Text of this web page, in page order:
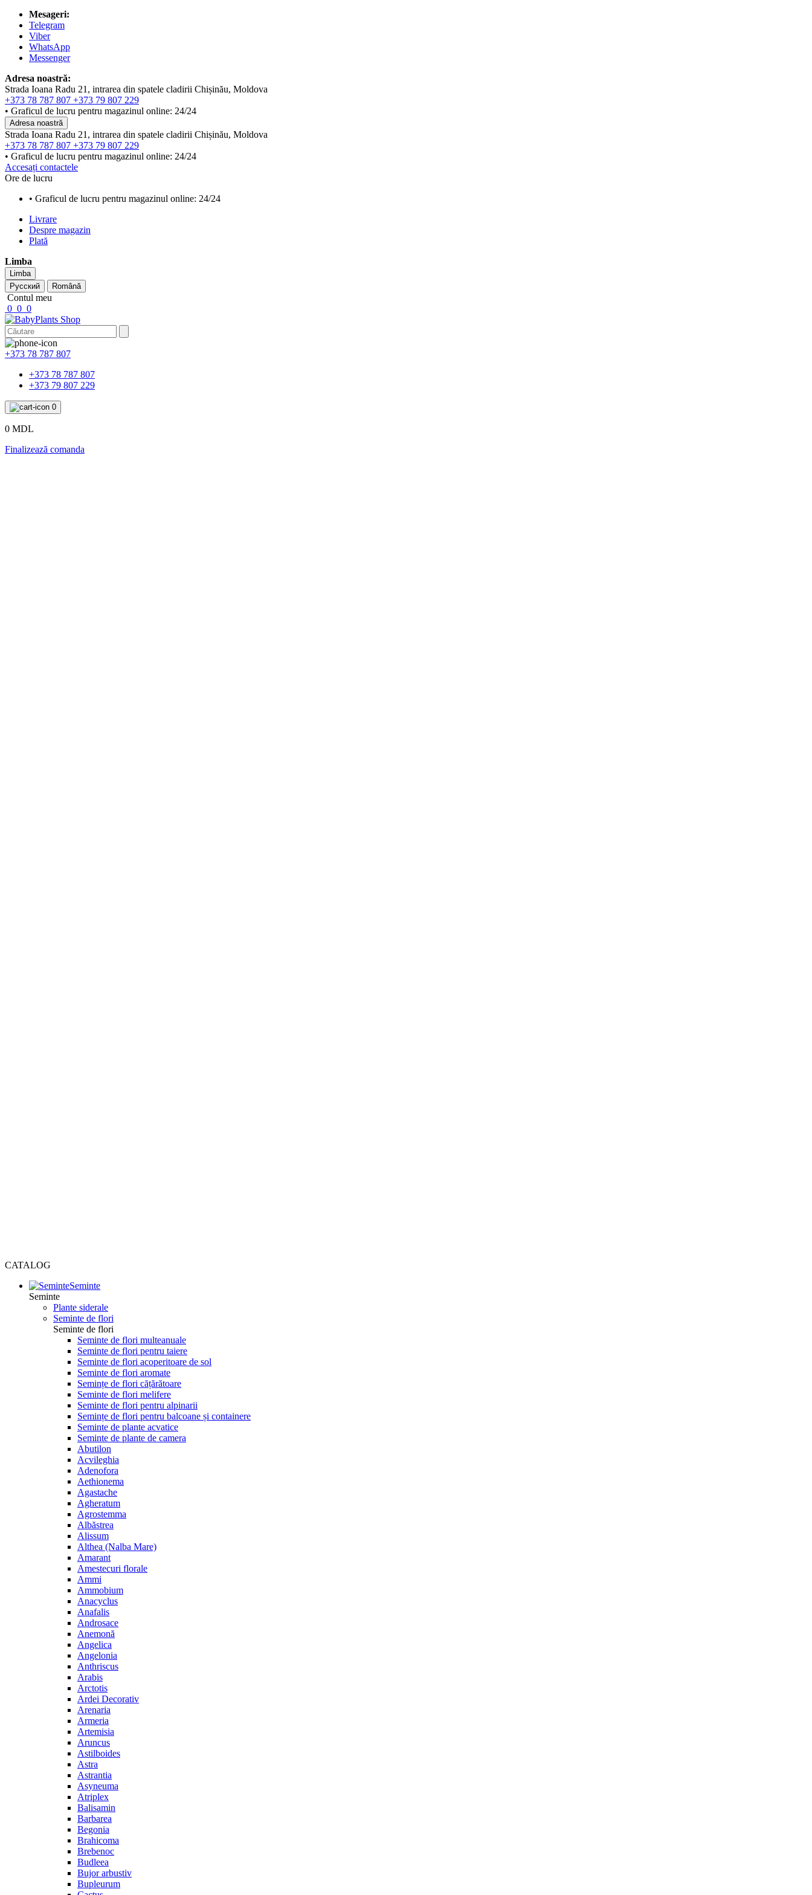
Mesageri:
Telegram
Viber
WhatsApp
Messenger
Adresa noastră:
Strada Ioana Radu 21, intrarea din spatele cladirii Chișinău, Moldova
+373 78 787 807 +373 79 807 229
• Graficul de lucru pentru magazinul online: 24/24
Adresa noastră
Strada Ioana Radu 21, intrarea din spatele cladirii Chișinău, Moldova
+373 78 787 807 +373 79 807 229
• Graficul de lucru pentru magazinul online: 24/24
Accesați contactele
Ore de lucru
• Graficul de lucru pentru magazinul online: 24/24
Livrare
Despre magazin
Plată
Limba
Limba
Русский
Română
Contul meu
0 0 0
+373 78 787 807
+373 78 787 807
+373 79 807 229
0
0 MDL
Finalizează comanda
CATALOG
Seminte
Seminte
Plante siderale
Seminte de flori
Seminte de flori
Seminte de flori multeanuale
Seminte de flori pentru taiere
Seminte de flori acoperitoare de sol
Seminte de flori aromate
Semințe de flori cățărătoare
Seminte de flori melifere
Seminte de flori pentru alpinarii
Semințe de flori pentru balcoane și containere
Seminte de plante acvatice
Seminte de plante de camera
Abutilon
Acvileghia
Adenofora
Aethionema
Agastache
Agheratum
Agrostemma
Albăstrea
Alissum
Althea (Nalba Mare)
Amarant
Amestecuri florale
Ammi
Ammobium
Anacyclus
Anafalis
Androsace
Anemonă
Angelica
Angelonia
Anthriscus
Arabis
Arctotis
Ardei Decorativ
Arenaria
Armeria
Artemisia
Aruncus
Astilboides
Astra
Astrantia
Asyneuma
Atriplex
Balisamin
Barbarea
Begonia
Brahicoma
Brebenoc
Budleea
Bujor arbustiv
Bupleurum